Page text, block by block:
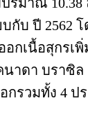
บกับ ปี 2562
กเนื้อสุกรเ
นาดา บราซิ
รวมทั้ง 4 ป